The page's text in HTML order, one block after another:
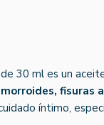
30 ml es un
fisuras
íntimo,